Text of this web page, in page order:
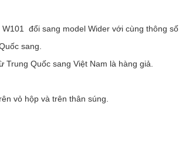
đổi sang model Wider với cùng thông số.
sang.
Quốc sang Việt Nam là hàng giả.
vỏ hộp và trên thân súng.